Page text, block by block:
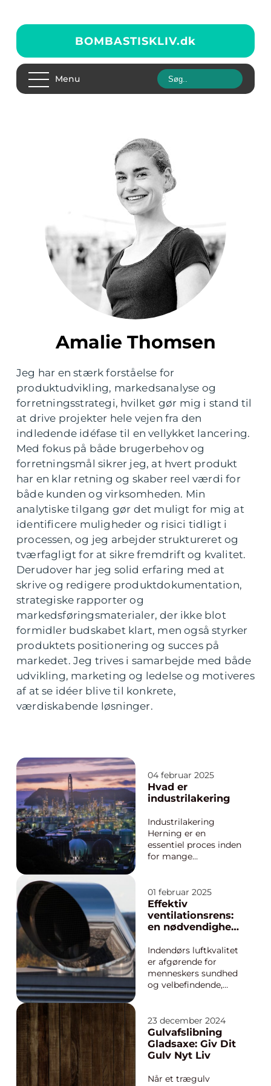
BOMBASTISKLIV.dk
Menu
Amalie Thomsen
Jeg har en stærk forståelse for
produktudvikling, markedsanalyse og
forretningsstrategi, hvilket gør mig i stand til
at drive projekter hele vejen fra den
indledende idéfase til en vellykket lancering.
Med fokus på både brugerbehov og
forretningsmål sikrer jeg, at hvert produkt
har en klar retning og skaber reel værdi for
både kunden og virksomheden. Min
analytiske tilgang gør det muligt for mig at
identificere muligheder og risici tidligt i
processen, og jeg arbejder struktureret og
tværfagligt for at sikre fremdrift og kvalitet.
Derudover har jeg solid erfaring med at
skrive og redigere produktdokumentation,
strategiske rapporter og
markedsføringsmaterialer, der ikke blot
formidler budskabet klart, men også styrker
produktets positionering og succes på
markedet. Jeg trives i samarbejde med både
udvikling, marketing og ledelse og motiveres
af at se idéer blive til konkrete,
værdiskabende løsninger.
04 februar 2025
Hvad er
industrilakering
Industrilakering
Herning er en
essentiel proces inden
for mange
forskellige materialer,
som metal, plast og
træ, har en holdbar og
æstetisk flot
modstå slid,
kemikalier og kor...
01 februar 2025
Effektiv
ventilationsrens:
en nødvendighed
indeklima
Indendørs luftkvalitet
er afgørende for
menneskers sundhed
og velbefindende,
ventilationssystemer
til en vigtig opgave.
Ventilationsrens er
processen, der sikrer,
arbejdsområ...
23 december 2024
Gulvafslibning
Gladsaxe: Giv Dit
Gulv Nyt Liv
Når et trægulv